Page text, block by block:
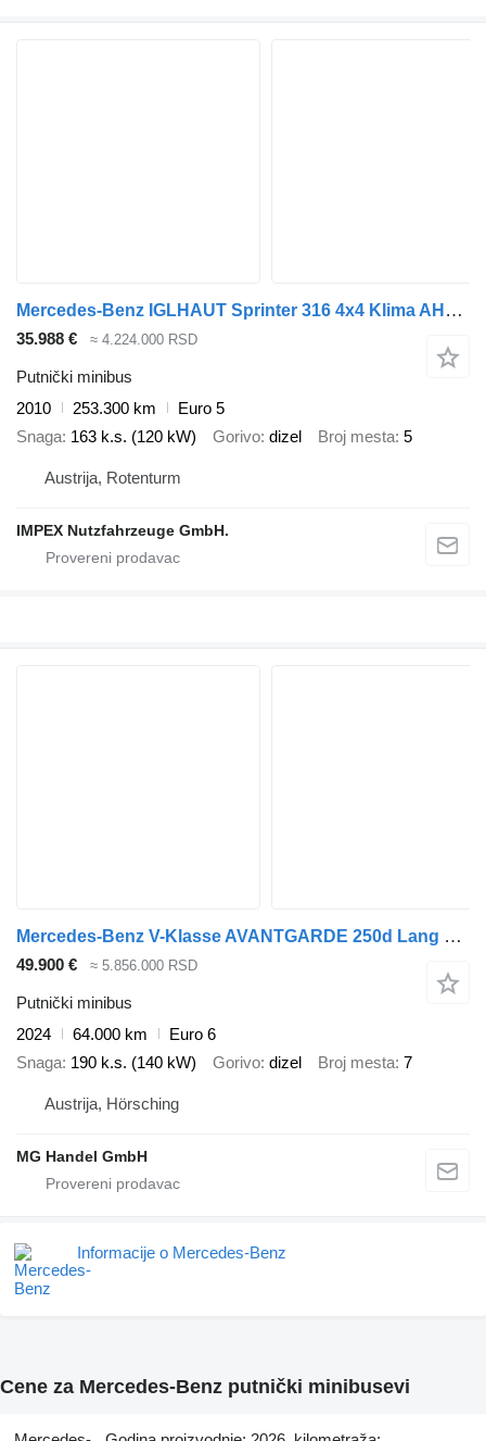
Mercedes-Benz IGLHAUT Sprinter 316 4x4 Klima AHK Mixto
35.988 € ≈ 4.224.000 RSD
Putnički minibus
2010
253.300 km
Euro 5
Snaga 163 k.s. (120 kW) Gorivo dizel Broj mesta 5
Austrija, Rotenturm
IMPEX Nutzfahrzeuge GmbH.
Mercedes-Benz V-Klasse AVANTGARDE 250d Lang 4 Matic, AMG Line Exportpreis
49.900 € ≈ 5.856.000 RSD
Putnički minibus
2024
64.000 km
Euro 6
Snaga 190 k.s. (140 kW) Gorivo dizel Broj mesta 7
Austrija, Hörsching
MG Handel GmbH
Informacije o Mercedes-Benz
Cene za Mercedes-Benz putnički minibusevi